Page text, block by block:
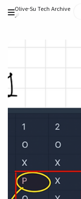
Olive-Su Tech Archive
☄︎